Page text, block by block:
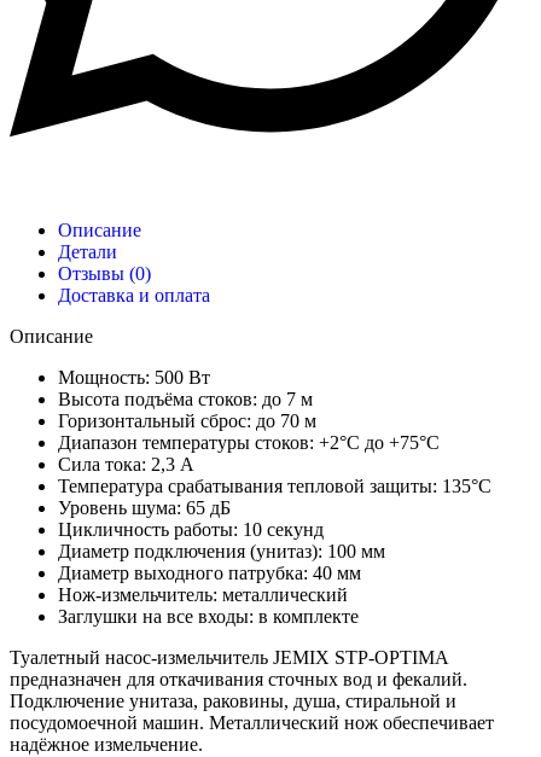
Описание
Детали
Отзывы (0)
Доставка и оплата
Описание
Мощность: 500 Вт
Высота подъёма стоков: до 7 м
Горизонтальный сброс: до 70 м
Диапазон температуры стоков: +2°C до +75°C
Сила тока: 2,3 А
Температура срабатывания тепловой защиты: 135°C
Уровень шума: 65 дБ
Цикличность работы: 10 секунд
Диаметр подключения (унитаз): 100 мм
Диаметр выходного патрубка: 40 мм
Нож-измельчитель: металлический
Заглушки на все входы: в комплекте
Туалетный насос-измельчитель JEMIX STP-OPTIMA
предназначен для откачивания сточных вод и фекалий.
Подключение унитаза, раковины, душа, стиральной и
посудомоечной машин. Металлический нож обеспечивает
надёжное измельчение.